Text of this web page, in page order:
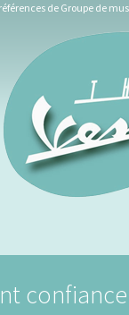
de Groupe de
confiance